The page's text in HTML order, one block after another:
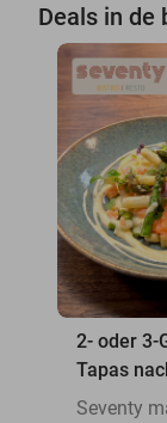
Deals in de
2- oder 3-
Tapas
Seventy